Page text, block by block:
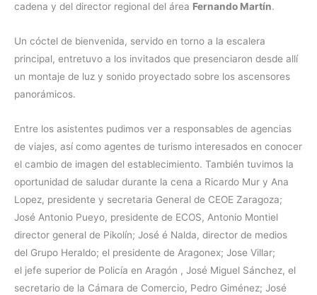
cadena y del director regional del área Fernando Martín.
Un cóctel de bienvenida, servido en torno a la escalera
principal, entretuvo a los invitados que presenciaron desde allí
un montaje de luz y sonido proyectado sobre los ascensores
panorámicos.
Entre los asistentes pudimos ver a responsables de agencias
de viajes, así como agentes de turismo interesados en conocer
el cambio de imagen del establecimiento. También tuvimos la
oportunidad de saludar durante la cena a Ricardo Mur y Ana
Lopez, presidente y secretaria General de CEOE Zaragoza;
José Antonio Pueyo, presidente de ECOS, Antonio Montiel
director general de Pikolín; José é Nalda, director de medios
del Grupo Heraldo; el presidente de Aragonex; Jose Villar;
el jefe superior de Policía en Aragón , José Miguel Sánchez, el
secretario de la Cámara de Comercio, Pedro Giménez; José